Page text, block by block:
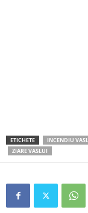
ETICHETE INCENDIU
ZIARE VASLUI